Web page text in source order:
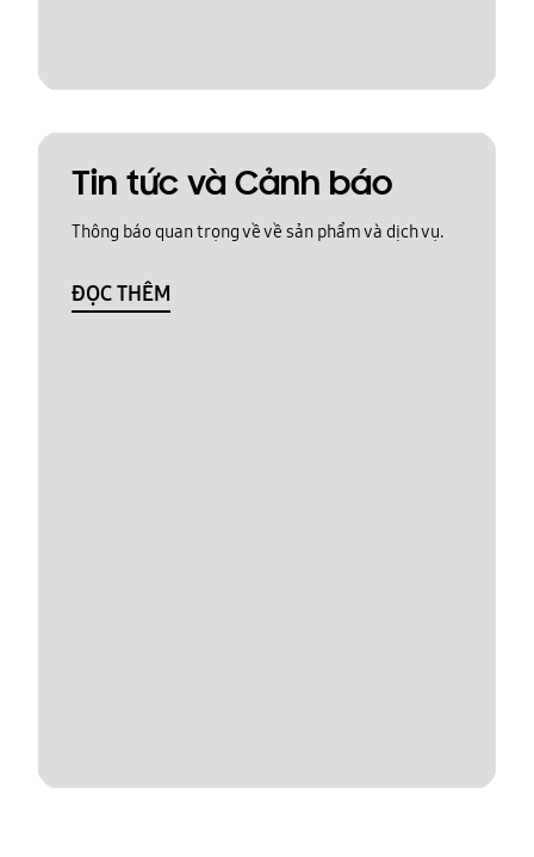
Tin tức và Cảnh báo
Thông báo quan trọng về về sản phẩm và dịch vụ.
ĐỌC THÊM